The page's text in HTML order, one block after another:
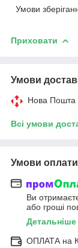
Умови
Приховати
Умови
Нова Пошта
Всі умови
Умови оплати
Ви
або гроші
Детальніше
ОПЛАТА на